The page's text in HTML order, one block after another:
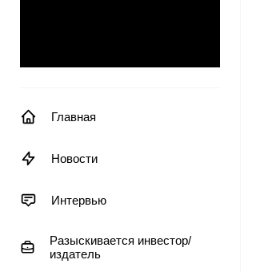
Главная
Новости
Интервью
Разыскивается инвестор/
издатель